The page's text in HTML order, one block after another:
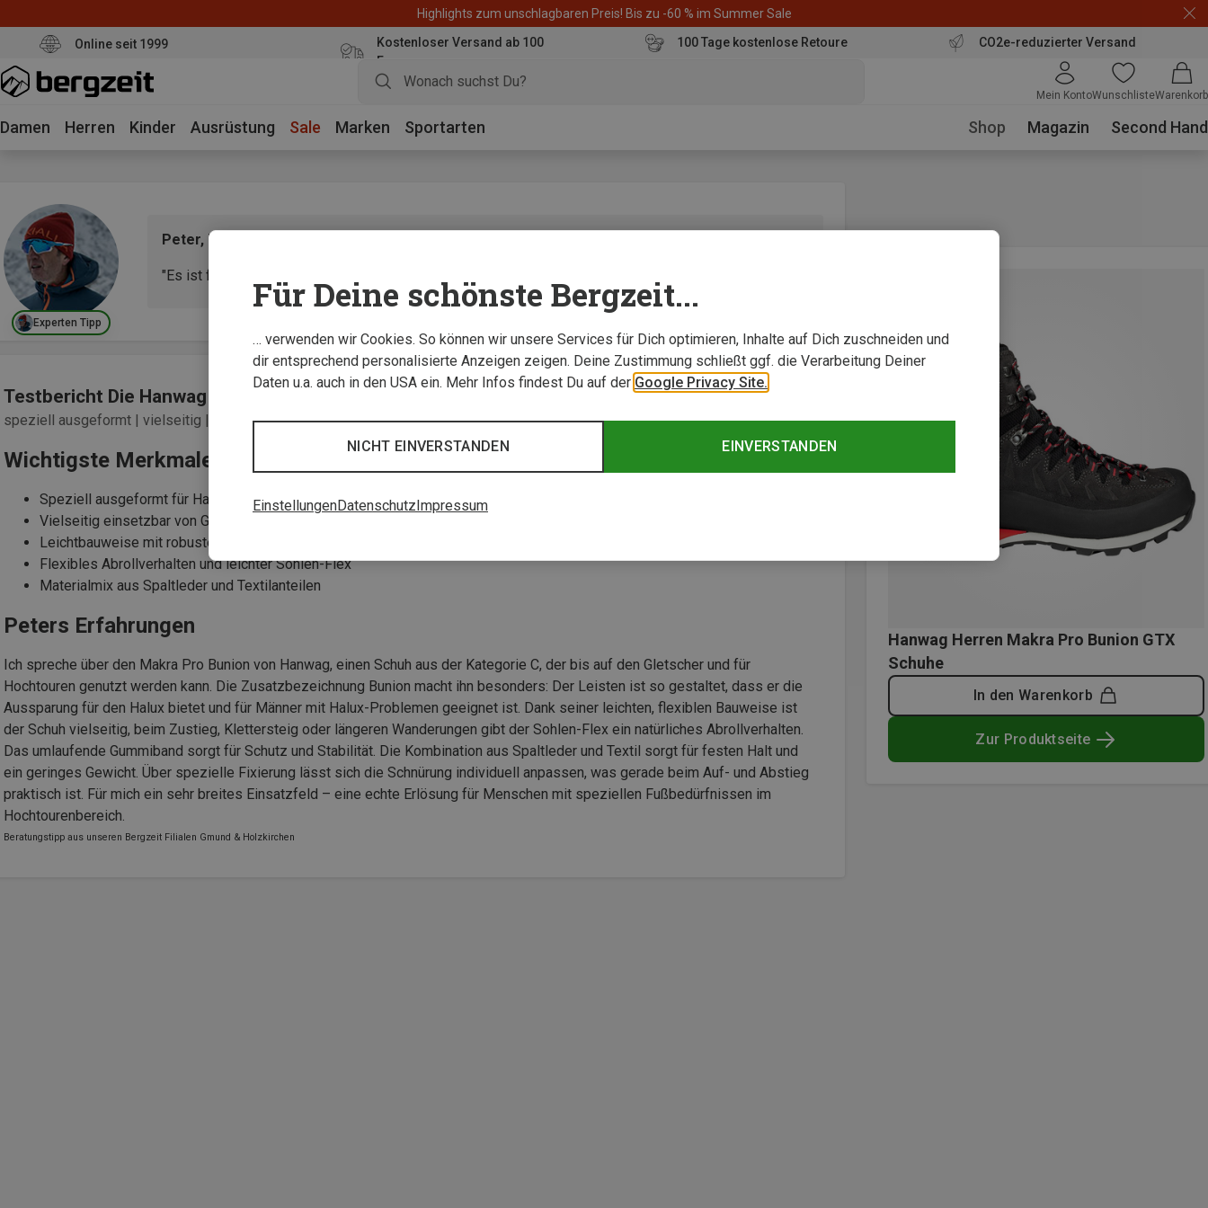
Highlights zum unschlagbaren Preis! Bis zu -60 % im Summer Sale
Online seit 1999
Kostenloser Versand ab 100
Euro
100 Tage kostenlose Retoure CO2e-reduzierter Versand
Mein KontoWunschlisteWarenkorb
Damen Herren Kinder Ausrüstung Sale Marken Sportarten Shop Magazin Second Hand
Experten Tipp
Peter, Berg-& Skiführer und Produktexperte
"Es ist für Leute, die Hallux Probleme haben, eine echte Erlösung."
Testbericht Die Hanwag Makra Pro Bunion GTX Schuhe
speziell ausgeformt | vielseitig | leicht
Wichtigste Merkmale des Makra Pro Bunion
Speziell ausgeformt für Halux-Probleme
Vielseitig einsetzbar von Gletscher bis Wanderung
Leichtbauweise mit robustem Gummirand
Flexibles Abrollverhalten und leichter Sohlen-Flex
Materialmix aus Spaltleder und Textilanteilen
Peters Erfahrungen
Ich spreche über den Makra Pro Bunion von Hanwag, einen Schuh aus der Kategorie C, der bis auf den Gletscher und für
Hochtouren genutzt werden kann. Die Zusatzbezeichnung Bunion macht ihn besonders: Der Leisten ist so gestaltet, dass er die
Aussparung für den Halux bietet und für Männer mit Halux-Problemen geeignet ist. Dank seiner leichten, flexiblen Bauweise ist
der Schuh vielseitig, beim Zustieg, Klettersteig oder längeren Wanderungen gibt der Sohlen-Flex ein natürliches Abrollverhalten.
Das umlaufende Gummiband sorgt für Schutz und Stabilität. Die Kombination aus Spaltleder und Textil sorgt für festen Halt und
ein geringes Gewicht. Über spezielle Fixierung lässt sich die Schnürung individuell anpassen, was gerade beim Auf- und Abstieg
praktisch ist. Für mich ein sehr breites Einsatzfeld – eine echte Erlösung für Menschen mit speziellen Fußbedürfnissen im
Hochtourenbereich.
Beratungstipp aus unseren Bergzeit Filialen Gmund & Holzkirchen
Hanwag Herren Makra Pro Bunion GTX
Schuhe
In den Warenkorb
Zur Produktseite
Für Deine schönste Bergzeit...
… verwenden wir Cookies. So können wir unsere Services für Dich optimieren, Inhalte auf Dich zuschneiden und
dir entsprechend personalisierte Anzeigen zeigen. Deine Zustimmung schließt ggf. die Verarbeitung Deiner
Daten u.a. auch in den USA ein. Mehr Infos findest Du auf der Google Privacy Site.
EINVERSTANDEN
NICHT EINVERSTANDEN
EinstellungenDatenschutz Impressum